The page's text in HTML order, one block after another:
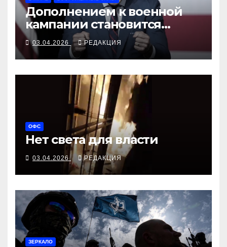
Дополнением к военной
кампании становится
кадровая чехарда
03.04.2026 РЕДАКЦИЯ
ОФС
Нет света для власти
03.04.2026 РЕДАКЦИЯ
ЗЕРКАЛО